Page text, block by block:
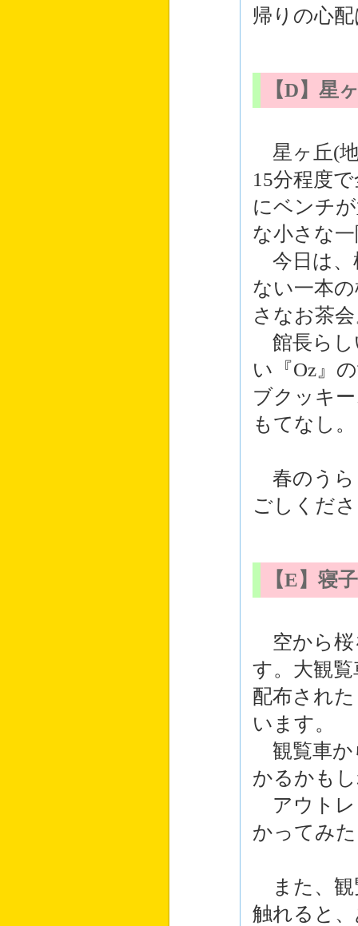
帰りの心
【D】星
星ヶ丘(
15分程度
にベンチ
な小さな
今日は、
ない一本
さなお茶
館長らし
い『Oz』
ブクッキ
もてなし。
春のうら
ごしくだ
【E】寝
空から桜
す。大観
配布され
います。
観覧車か
かるかも
アウトレ
かってみ
また、観
触れると